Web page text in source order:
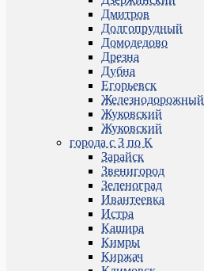
Дмитров
Долгопрудный
Домодедово
Дрезна
Дубна
Егорьевск
Железнодорожный
Жуковский
Жуковский
города с З по К
Зарайск
Звенигород
Зеленоград
Ивантеевка
Истра
Кашира
Кимры
Киржач